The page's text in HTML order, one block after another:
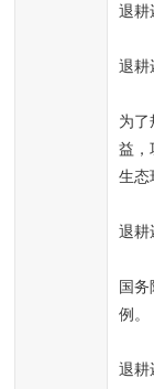
退耕
退耕
为了
益，
生态
退耕
国务
例。
退耕